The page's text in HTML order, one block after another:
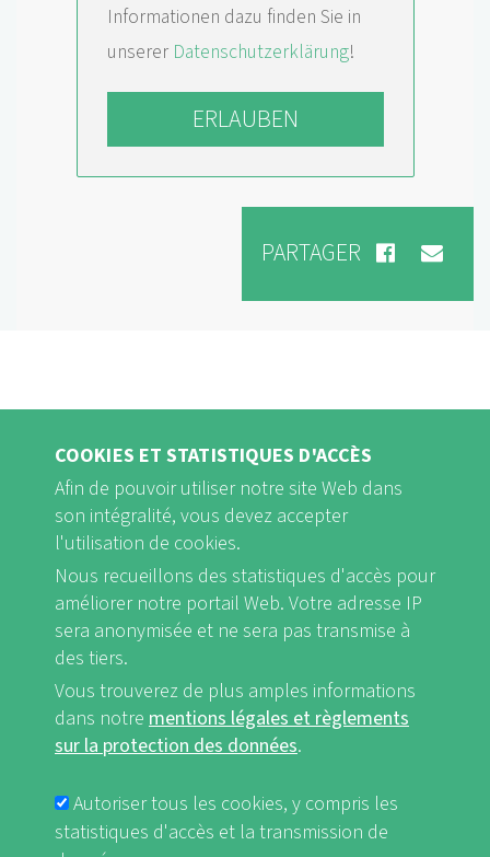
Informationen dazu finden Sie in
unserer Datenschutzerklärung!
ERLAUBEN
PARTAGER
FB Youtube Instagram
FUSSBEREICHSMENÜ
Mentions légales et Règlements sur la protection des données
COOKIES ET STATISTIQUES D'ACCÈS
Afin de pouvoir utiliser notre site Web dans
son intégralité, vous devez accepter
l'utilisation de cookies.
Nous recueillons des statistiques d'accès pour
améliorer notre portail Web. Votre adresse IP
sera anonymisée et ne sera pas transmise à
des tiers.
Vous trouverez de plus amples informations
dans notre mentions légales et règlements
sur la protection des données.
Autoriser tous les cookies, y compris les
statistiques d'accès et la transmission de